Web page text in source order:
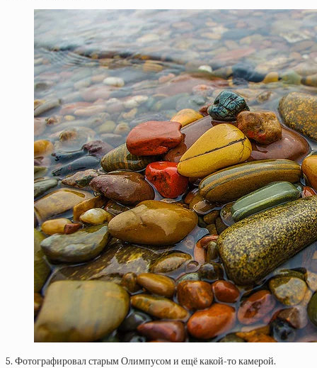
5. Фотографировал старым Олимпусом и ещё какой-то камерой.